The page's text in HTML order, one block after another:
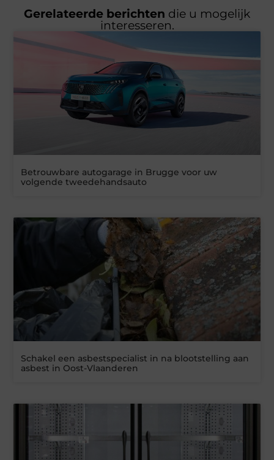
Gerelateerde berichten die u mogelijk
interesseren.
Betrouwbare autogarage in Brugge voor uw
volgende tweedehandsauto
Schakel een asbestspecialist in na blootstelling aan
asbest in Oost-Vlaanderen